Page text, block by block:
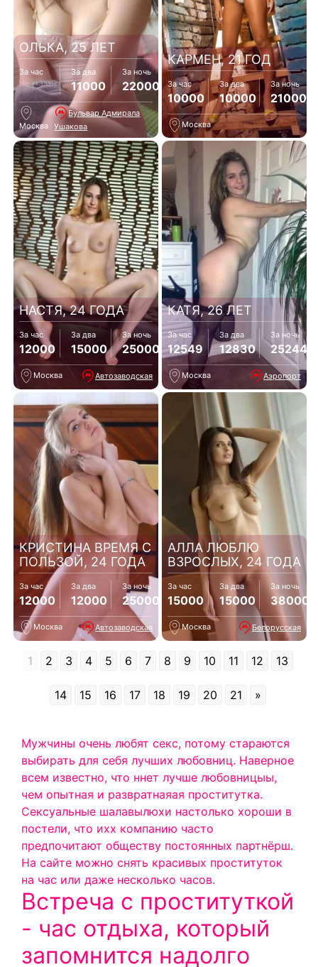
ОЛЬКА, 25 ЛЕТ
За час
Не указано
За два
11000
За ночь
22000
Москва
Бульвар Адмирала
Ушакова
КАРМЕН, 21 ГОД
За час
10000
За два
10000
За ночь
21000
Москва
НАСТЯ, 24 ГОДА
За час
12000
За два
15000
За ночь
25000
Москва Автозаводская
КАТЯ, 26 ЛЕТ
За час
12549
За два
12830
За ночь
25244
Москва Аэропорт
КРИСТИНА ВРЕМЯ С
ПОЛЬЗОЙ, 24 ГОДА
За час
12000
За два
12000
За ночь
25000
Москва Автозаводская
АЛЛА ЛЮБЛЮ
ВЗРОСЛЫХ, 24 ГОДА
За час
15000
За два
15000
За ночь
38000
Москва Белорусская
1 2 3 4 5 6 7 8 9 10 11 12 13
14 15 16 17 18 19 20 21 »
Мужчины очень любят секс, потому стараются
выбирать для себя лучших любовниц. Наверное
всем известно, что ннет лучше любовницыы,
чем опытная и развратнаяая проститутка.
Сексуальные шалавылюхи настолько хороши в
постели, что ихх компанию часто
предпочитают обществу постоянных партнёрш.
На сайте можно снять красивых проституток
на час или даже несколько часов.
Встреча с проституткой
- час отдыха, который
запомнится надолго